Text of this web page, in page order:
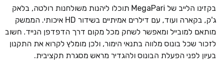
בקזינו הלייב של MegaPari תוכלו ליהנות משולחנות רולטה, בלאק
ג'ק, בקארה ועוד, עם דילרים אמיתיים בשידור HD איכותי. הממשק
מותאם למובייל ומאפשר לשחק מכל מקום דרך הדפדפן הנייד. חשוב
לזכור שכל בונוס מלווה בתנאי הימור, ולכן מומלץ לקרוא את התקנון
בעיון לפני הפעלת הבונוס ולהגדיר מראש מסגרת תקציבית.